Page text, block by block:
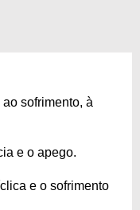
sofrimento, à
e o apego.
e o sofrimento